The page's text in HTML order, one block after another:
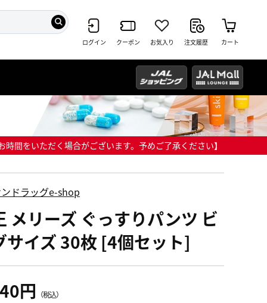
ログイン クーポン お気入り 注文履歴 カート
間をいただく場合がございます。予めご了承ください】
ドラッグe-shop
メリーズ ぐっすりパンツ ビ
サイズ 30枚 [4個セット]
円 （税込）